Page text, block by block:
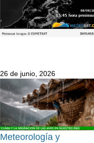
26 de junio, 2026
Meteorología y